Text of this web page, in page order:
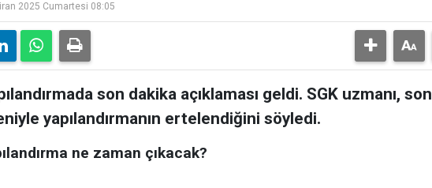
2025 Cumartesi 08:05
son dakika açıklaması geldi. SGK uzmanı, son
yapılandırmanın ertelendiğini söyledi.
ne zaman çıkacak?